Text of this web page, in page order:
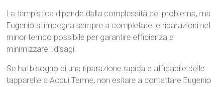
La tempistica dipende dalla complessità del problema, ma
Eugenio si impegna sempre a completare le riparazioni nel
minor tempo possibile per garantire efficienza e
minimizzare i disagi.
Se hai bisogno di una riparazione rapida e affidabile delle
tapparelle a Acqui Terme, non esitare a contattare Eugenio